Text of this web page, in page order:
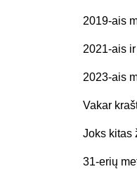
2019-ais
2021-ais
2023-ais
Vakar
Joks kitas
31-erių